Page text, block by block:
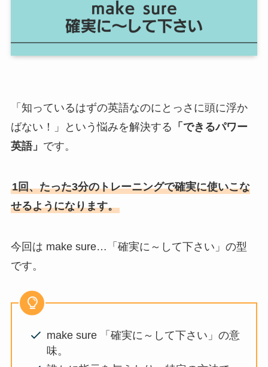
「知っているはずの英語なのにとっさに頭に浮か
ばない！」という悩みを解決する 「できるパワー
英語」 です。
1回、たった3分のトレーニングで確実に使いこな
せるようになります。
今回は make sure…「確実に～して下さい」の型
です。
make sure 「確実に～して下さい」の意
味。